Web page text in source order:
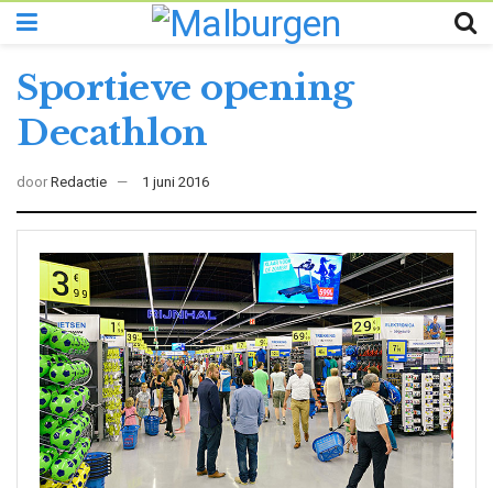
Sportieve opening
Decathlon
door Redactie 1 juni 2016